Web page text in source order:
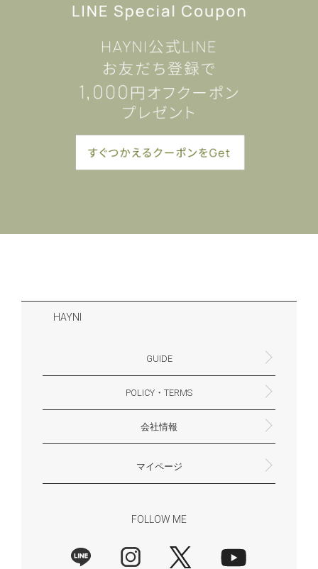
HAYNI
GUIDE
よくあるご質問・お問合せ
お支払いについて
配送・送料について
ギフトサービスについて
一緒に働く？(HAYNI採用情報サイトへ)
for Foreigners (overseas delivery)
POLICY・TERMS
返品・交換について
プライバシーポリシー
特定商取引法に基づく表示
外部送信ポリシー
会社情報
大阪府大阪市淀川区十八条3-9-35
電話番号：06-6868-9671
※お電話でのお問合せ受付は行っておりません
メール：support@hayni.jp
お問い合わせはこちらからお願いいたします
営業時間：10：00～15：00（金曜日は14：00ま
定休日： 土・日・祝祭日
※土日祝祭日はお休みをいただきます。
メールの返信は翌営業日となりますので、ご了承
マイページ
FOLLOW ME